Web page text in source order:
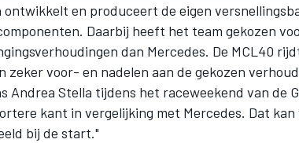
ontwikkelt en produceert de eigen
Daarbij heeft het team gekozen
dan Mercedes. De MCL40
zeker voor- en nadelen aan de gekozen
Andrea Stella tijdens het raceweekend van de
kant in vergelijking met Mercedes. Dat
bij de start."